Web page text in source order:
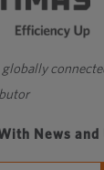
globally
News and